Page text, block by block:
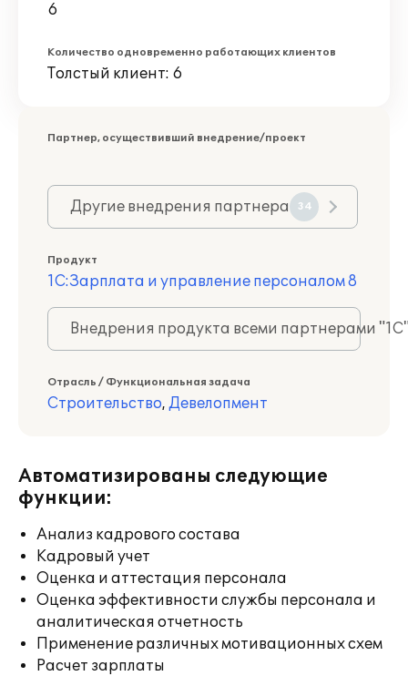
6
Количество одновременно работающих клиентов
Толстый клиент: 6
Партнер, осуществивший внедрение/проект
Другие внедрения партнера 34
Продукт
1С:Зарплата и управление персоналом 8
Внедрения продукта всеми партнерами
Отрасль / Функциональная задача
Строительство, Девелопмент
Автоматизированы следующие
функции:
Анализ кадрового состава
Кадровый учет
Оценка и аттестация персонала
Оценка эффективности службы персонала и
аналитическая отчетность
Применение различных мотивационных схем
Расчет зарплаты